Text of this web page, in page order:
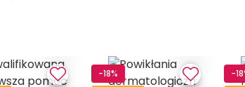
-18%
-